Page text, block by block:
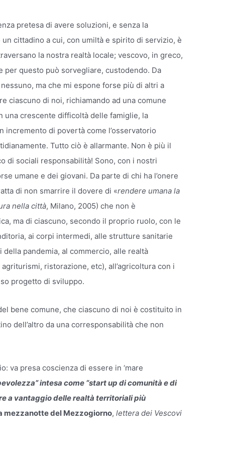
pretesa di avere soluzioni, e senza la
cittadino a cui, con umiltà e spirito di servizio, è
la nostra realtà locale; vescovo, in greco,
questo può sorvegliare, custodendo. Da
ma che mi espone forse più di altri a
ciascuno di noi, richiamando ad una comune
crescente difficoltà delle famiglie, la
di povertà come l’osservatorio
Tutto ciò è allarmante. Non è più il
di sociali responsabilità! Sono, con i nostri
umane e dei giovani. Da parte di chi ha l’onere
di non smarrire il dovere di «rendere umana la
nella città, Milano, 2005) che non è
ma di ciascuno, secondo il proprio ruolo, con le
ai corpi intermedi, alle strutture sanitarie
pandemia, al commercio, alle realtà
ristorazione, etc), all’agricoltura con i
progetto di sviluppo.
bene comune, che ciascuno di noi è costituito in
dell’altro da una corresponsabilità che non
va presa coscienza di essere in ‘mare
intesa come “start up di comunità e di
a vantaggio delle realtà territoriali più
mezzanotte del Mezzogiorno, lettera dei Vescovi